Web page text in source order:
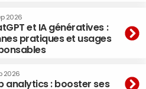
2026
et IA génératives :
pratiques et usages
2026
analytics : booster ses